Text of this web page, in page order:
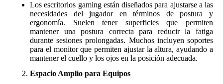
Los escritorios gaming están diseñados para ajustarse a las
necesidades del jugador en términos de postura y
ergonomía. Suelen tener superficies que permiten
mantener una postura correcta para reducir la fatiga
durante sesiones prolongadas. Muchos incluyen soportes
para el monitor que permiten ajustar la altura, ayudando a
mantener el cuello y los ojos en la posición adecuada.
Espacio Amplio para Equipos